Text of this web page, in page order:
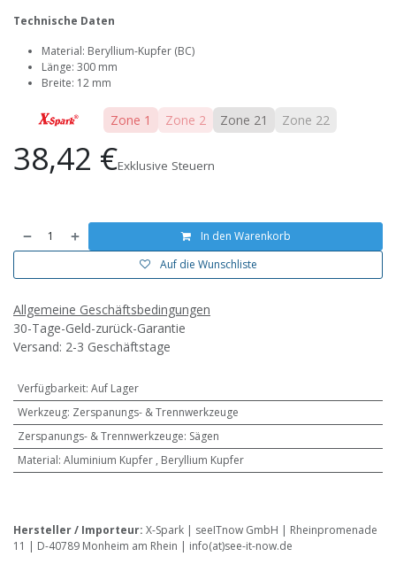
Technische Daten
Material: Beryllium-Kupfer (BC)
Länge: 300 mm
Breite: 12 mm
Zone 1 Zone 2 Zone 21 Zone 22
38,42 €Exklusive Steuern
In den Warenkorb
Auf die Wunschliste
Allgemeine Geschäftsbedingungen
30-Tage-Geld-zurück-Garantie
Versand: 2-3 Geschäftstage
Verfügbarkeit: Auf Lager
Werkzeug: Zerspanungs- & Trennwerkzeuge
Zerspanungs- & Trennwerkzeuge: Sägen
Material: Aluminium Kupfer, Beryllium Kupfer
Hersteller / Importeur: X-Spark | seeITnow GmbH | Rheinpromenade
11 | D-40789 Monheim am Rhein | info(at)see-it-now.de